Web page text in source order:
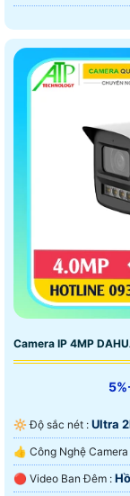
Camera IP 4MP
🔆 Độ sắc nét : Ultra
🔴 Video Ban Đêm :